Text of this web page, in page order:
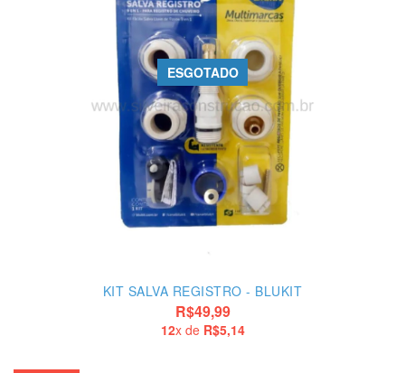
ESGOTADO
KIT SALVA REGISTRO - BLUKIT
R$49,99
12x de R$5,14